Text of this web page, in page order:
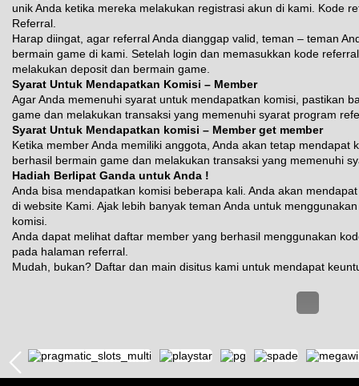
unik Anda ketika mereka melakukan registrasi akun di kami. Kode
Referral.
Harap diingat, agar referral Anda dianggap valid, teman – teman
bermain game di kami. Setelah login dan memasukkan kode
melakukan deposit dan bermain game.
Syarat Untuk Mendapatkan Komisi – Member
Agar Anda memenuhi syarat untuk mendapatkan komisi, pastikan
game dan melakukan transaksi yang memenuhi syarat program
Syarat Untuk Mendapatkan komisi – Member get member
Ketika member Anda memiliki anggota, Anda akan tetap
berhasil bermain game dan melakukan transaksi yang memenuhi
Hadiah Berlipat Ganda untuk Anda !
Anda bisa mendapatkan komisi beberapa kali. Anda akan
di website Kami. Ajak lebih banyak teman Anda untuk
komisi.
Anda dapat melihat daftar member yang berhasil menggunakan
pada halaman referral.
Mudah, bukan? Daftar dan main disitus kami untuk mendapat